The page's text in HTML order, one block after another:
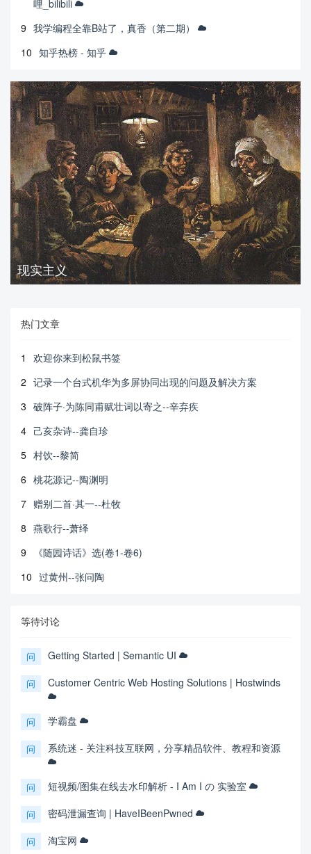
哩_bilibili
9 我学编程全靠B站了，真香（第二期）
10 知乎热榜 - 知乎
现实主义
热门文章
1
欢迎你来到松鼠书签
2 记录一个台式机华为多屏协同出现的问题及解决方案
3 破阵子·为陈同甫赋壮词以寄之--辛弃疾
4 己亥杂诗--龚自珍
5 村饮--黎简
6 桃花源记--陶渊明
7 赠别二首·其一--杜牧
8 燕歌行--萧绎
9
《随园诗话》选(卷1-卷6)
10 过黄州--张问陶
等待讨论
问 Getting Started | Semantic UI
问 Customer Centric Web Hosting Solutions | Hostwinds
问 学霸盘
问 系统迷 - 关注科技互联网，分享精品软件、教程和资源
问 短视频/图集在线去水印解析 - I Am I の 实验室
问 密码泄漏查询 | HaveIBeenPwned
问 淘宝网